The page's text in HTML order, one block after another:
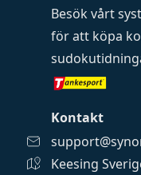
Besök vårt
för att köpa
Kontakt
Keesing